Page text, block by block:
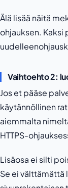
Älä lisää näitä
ohjauksen. Kaksi
Vaihtoehto 2:
Jos et pääse
käytännöllinen
aiemmalta
HTTPS-
Lisäosa ei silti
Se ei välttämättä